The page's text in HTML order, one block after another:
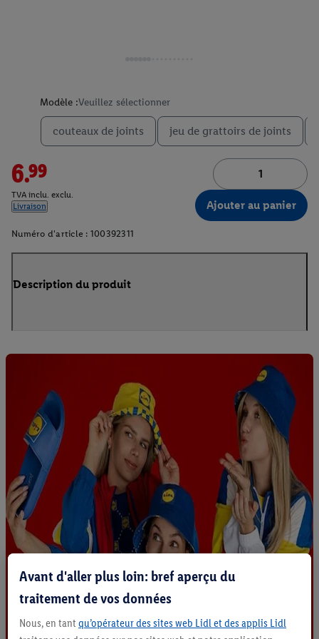
Modèle :Veuillez sélectionner
couteaux de joints jeu de grattoirs de joints
6.99
TVA inclu. exclu.
Livraison
Ajouter au panier
Numéro d'article : 100392311
Description du produit
Avant d'aller plus loin: bref aperçu du
traitement de vos données
Nous, en tant qu’opérateur des sites web Lidl et des applis Lidl